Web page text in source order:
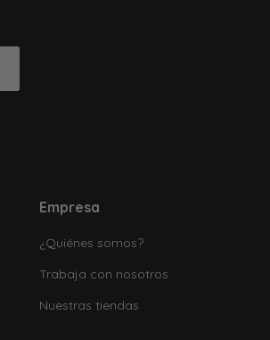
Empresa
¿Quiénes somos?
Trabaja con nosotros
Nuestras tiendas